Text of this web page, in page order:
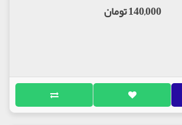
140,000 تومان